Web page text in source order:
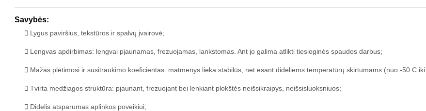
Savybės:
Lygus paviršius, tekstūros ir spalvų įvairovė;
Lengvas apdirbimas: lengvai pjaunamas, frezuojamas, lankstomas. Ant jo galima atlikti tiesioginės spaudos darbus;
Mažas plėtimosi ir susitraukimo koeficientas: matmenys lieka stabilūs, net esant dideliems temperatūrų skirtumams (nuo -50 C
Tvirta medžiagos struktūra: pjaunant, frezuojant bei lenkiant plokštės neišsikraipys, neišsisluoksniuos;
Didelis atsparumas aplinkos poveikiui;